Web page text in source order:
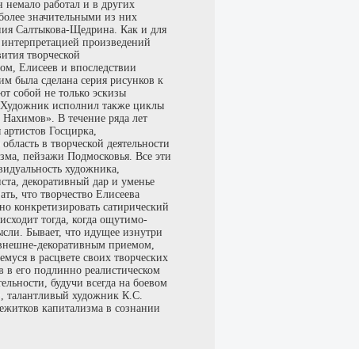
немало работал и в других
значительными из них
Салтыкова-Щедрина. Как и для
произведений
творческой
Елисеев и впоследствии
была сделана серия рисунков к
собой не только эскизы
исполнил также циклы
В течение ряда лет
Госцирка,
в творческой деятельности
пейзажи Подмосковья. Все эти
художника,
декоративный дар и уменье
что творчество Елисеева
конкретизировать сатирический
тогда, когда ощутимо-
Бывает, что идущее изнутри
декоративным приемом,
в расцвете своих творческих
в его подлинно реалистическом
будучи всегда на боевом
талантливый художник К.С.
капитализма в сознании